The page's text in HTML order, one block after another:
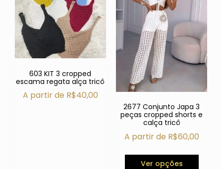
603 KIT 3 cropped
escama regata alça tricô
A partir de R$40,00
2677 Conjunto Japa 3
peças cropped shorts e
calça tricô
A partir de R$60,00
Ver opções